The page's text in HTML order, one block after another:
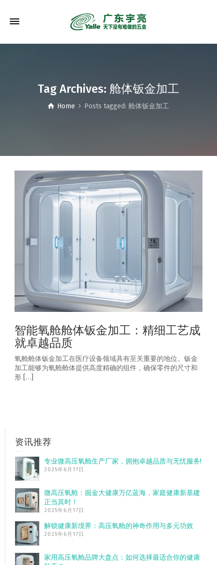
Tag Archives: 舱体钣金加工
Home Posts tagged: 舱体钣金加工
智能氧舱舱体钣金加工：精细工艺成
就卓越品质
氧舱舱体钣金加工在医疗设备领域具有至关重要的地位。钣金
加工能够为氧舱舱体提供高度精确的组件，确保零件的尺寸和
形 […]
资讯推荐
专业微高压氧舱生产厂家，拥抱卓越品质与无忧服务!
2025年6月17日
微高压氧舱：掘金大健康万亿蓝海，家庭健康新基建
正当其时！
2025年6月17日
解锁健康新境界：高压氧舱的神奇作用与多元功效
2025年6月17日
家用高压氧舱品牌大盘点：如何选择最适合你的健康